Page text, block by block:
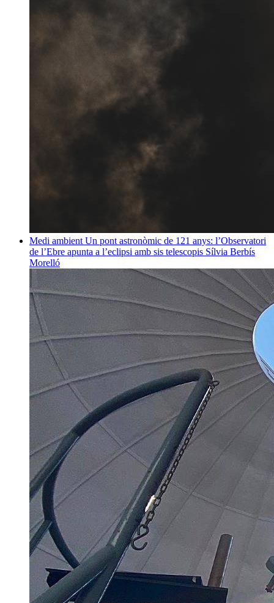
Medi ambient Un pont astronòmic de 121 anys: l’Observatori
de l’Ebre apunta a l’eclipsi amb sis telescopis Sílvia Berbís
Morelló